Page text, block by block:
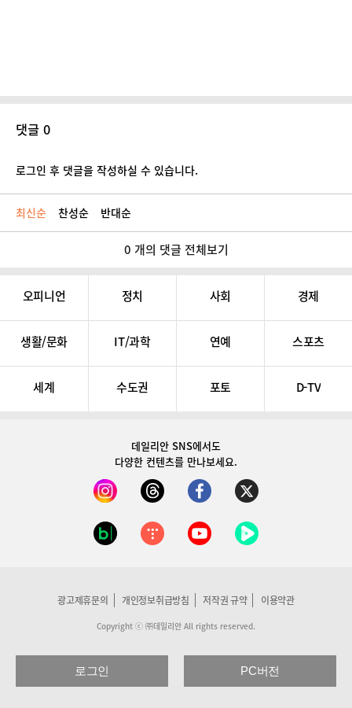
댓글 0
로그인 후 댓글을 작성하실 수 있습니다.
최신순 찬성순 반대순
0 개의 댓글 전체보기
오피니언 정치 사회 경제
생활/문화 IT/과학 연예 스포츠
세계 수도권 포토 D-TV
데일리안 SNS에서도
다양한 컨텐츠를 만나보세요.
광고제휴문의 개인정보취급방침 저작권 규약 이용약관
Copyright ⓒ ㈜데일리안 All rights reserved.
로그인 PC버전